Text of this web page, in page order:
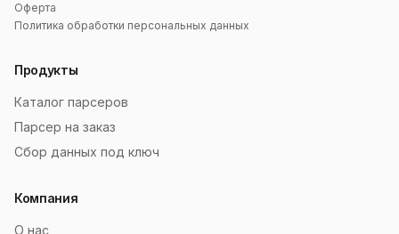
Оферта
Политика обработки персональных данных
Продукты
Каталог парсеров
Парсер на заказ
Сбор данных под ключ
Компания
О нас